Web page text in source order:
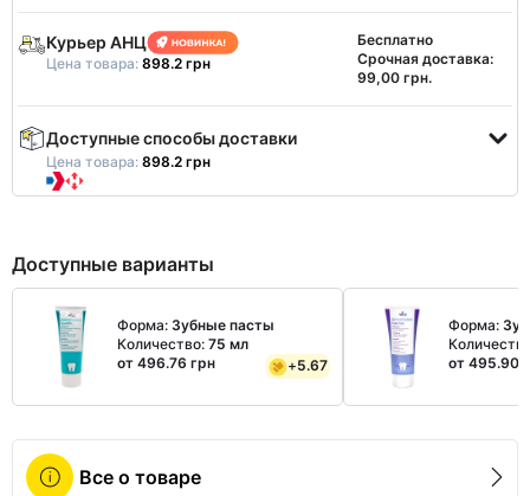
Курьер АНЦ
Цена товара: 898.2 грн
Бесплатно
Срочная доставка:
99,00 грн.
Доступные способы доставки
Цена товара: 898.2 грн
Доступные варианты
Форма: Зубные пасты
Количество: 75 мл
от 496.76 грн
+5.67
Форма:
от 495.90
Все о товаре